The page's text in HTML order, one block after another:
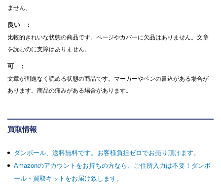
ません。
良い
比較的きれいな状態の商品です。ページやカバーに欠品はありません。文章
を読むのに支障はありません。
可
文章が問題なく読める状態の商品です。マーカーやペンの書込がある場合が
あります。商品の痛みがある場合があります。
買取情報
ダンボール、送料無料です。お客様負担ゼロでお売り頂けます。
Amazonのアカウントをお持ちの方なら、ご住所入力は不要！ダンボ
ール・買取キットをお届け致します。